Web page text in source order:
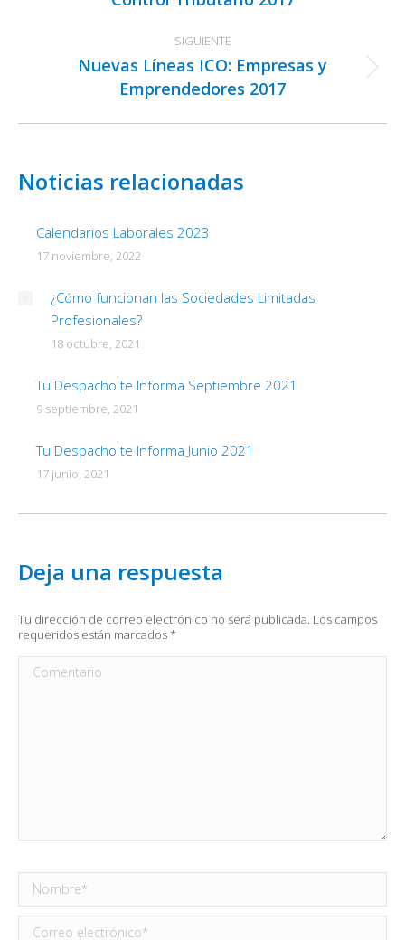
anterior:
SIGUIENTE
Publicación
siguiente:
Nuevas Líneas ICO: Empresas y
Emprendedores 2017
Noticias relacionadas
Calendarios Laborales 2023
17 noviembre, 2022
¿Cómo funcionan las Sociedades Limitadas
Profesionales?
18 octubre, 2021
Tu Despacho te Informa Septiembre 2021
9 septiembre, 2021
Tu Despacho te Informa Junio 2021
17 junio, 2021
Deja una respuesta
Tu dirección de correo electrónico no será publicada. Los campos
requeridos están marcados*
Comentario
Nombre *
Correo electrónico *